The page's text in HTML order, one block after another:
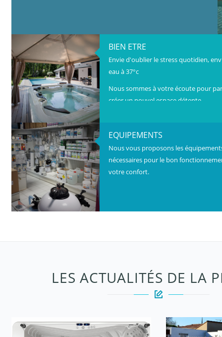
BIEN ETRE
Envie d'oublier le stress quotidien,
eau à 37°c
Nous sommes à votre écoute pour
créer un nouvel espace détente.
EQUIPEMENTS
Nous vous proposons les
nécessaires pour le bon
votre confort.
LES ACTUALITÉS DE LA